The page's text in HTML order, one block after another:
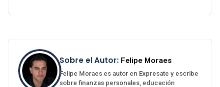
Sobre el Autor: Felipe Moraes
Felipe Moraes es autor en Expresate y escribe
sobre finanzas personales, educación